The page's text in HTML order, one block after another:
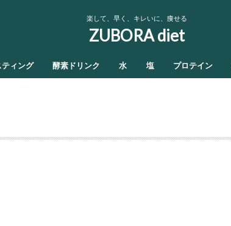
楽して、早く、キレいに、痩せる
ZUBORA diet
ティング 酵素ドリンク 水 塩 プロテイン